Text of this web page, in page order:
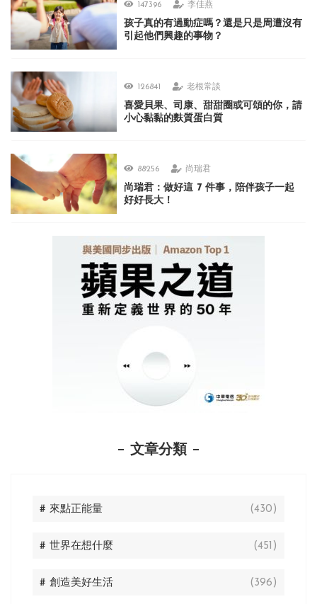
147396 李佳燕
孩子真的有過動症嗎？還是只是周遭沒有
引起他們興趣的事物？
126841 老根常談
喜愛貝果、司康、甜甜圈或可頌的你，請
小心黏黏的麩質蛋白質
88256 尚瑞君
尚瑞君：做好這 7 件事，陪伴孩子一起
好好長大！
文章分類
# 來點正能量 (430)
# 世界在想什麼 (451)
# 創造美好生活 (396)